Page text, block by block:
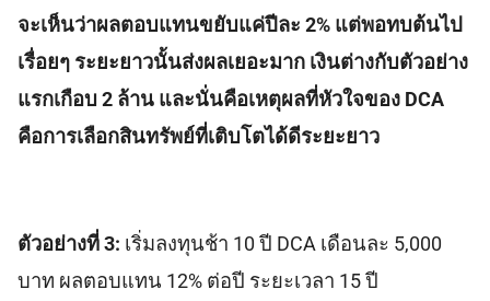
จะเห็นว่าผลตอบแทนขยับแค่ปีละ 2% แต่พอทบต้นไป
เรื่อยๆ ระยะยาวนั้นส่งผลเยอะมาก เงินต่างกับตัวอย่าง
แรกเกือบ 2 ล้าน และนั่นคือเหตุผลที่หัวใจของ DCA
คือการเลือกสินทรัพย์ที่เติบโตได้ดีระยะยาว
ตัวอย่างที่ 3: เริ่มลงทุนช้า 10 ปี DCA เดือนละ 5,000
บาท ผลตอบแทน 12% ต่อปี ระยะเวลา 15 ปี